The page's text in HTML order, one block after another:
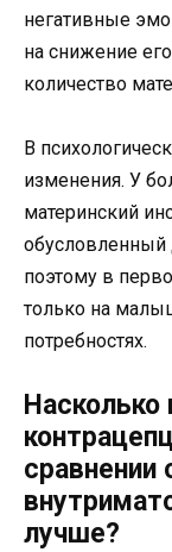
негативные
на снижение
количество
В
изменения. У
материнский
поэтому в
только на
потребностях.
Насколько
сравнении
лучше?